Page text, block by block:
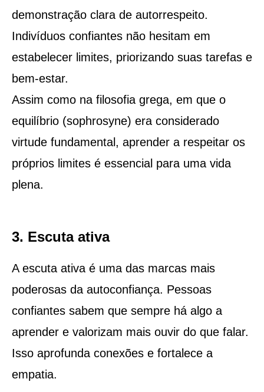
demonstração clara de autorrespeito.
Indivíduos confiantes não hesitam em
estabelecer limites, priorizando suas tarefas e
bem-estar.
Assim como na filosofia grega, em que o
equilíbrio (sophrosyne) era considerado
virtude fundamental, aprender a respeitar os
próprios limites é essencial para uma vida
plena.
3. Escuta ativa
A escuta ativa é uma das marcas mais
poderosas da autoconfiança. Pessoas
confiantes sabem que sempre há algo a
aprender e valorizam mais ouvir do que falar.
Isso aprofunda conexões e fortalece a
empatia.